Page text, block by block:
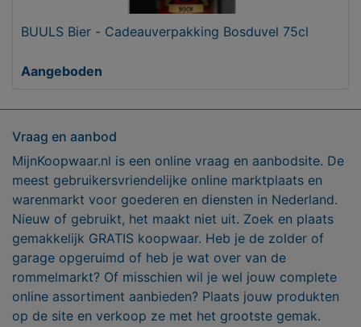
BUULS Bier - Cadeauverpakking Bosduvel 75cl
Aangeboden
Vraag en aanbod
MijnKoopwaar.nl is een online vraag en aanbodsite. De
meest gebruikersvriendelijke online marktplaats en
warenmarkt voor goederen en diensten in Nederland.
Nieuw of gebruikt, het maakt niet uit. Zoek en plaats
gemakkelijk GRATIS koopwaar. Heb je de zolder of
garage opgeruimd of heb je wat over van de
rommelmarkt? Of misschien wil je wel jouw complete
online assortiment aanbieden? Plaats jouw produkten
op de site en verkoop ze met het grootste gemak.